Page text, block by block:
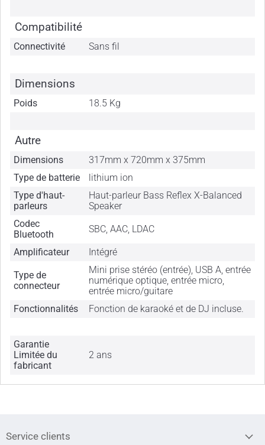
Compatibilité
Connectivité Sans fil
Dimensions
Poids 18.5 Kg
Autre
Dimensions
317mm x 720mm x 375mm
Type de batterie
lithium ion
Type d'haut-
parleurs
Haut-parleur Bass Reflex X-Balanced
Speaker
Codec
Bluetooth
SBC, AAC, LDAC
Amplificateur Intégré
Type de
connecteur
Mini prise stéréo (entrée), USB A, entrée
numérique optique, entrée micro,
entrée micro/guitare
Fonctionnalités
Fonction de karaoké et de DJ incluse.
Garantie
Limitée du
fabricant
2 ans
Service clients